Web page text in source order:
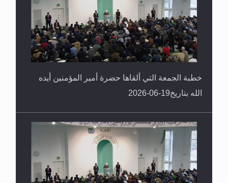
خطبة الجمعة التي ألقاها حضرة أمير المؤمنين أيده
الله بتاريخ19-06-2026